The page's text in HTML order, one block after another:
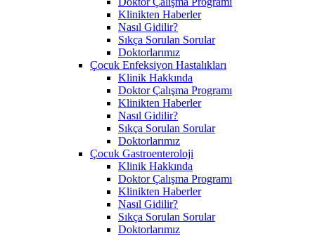
Klinikten Haberler
Nasıl Gidilir?
Sıkça Sorulan Sorular
Doktorlarımız
Çocuk Enfeksiyon Hastalıkları
Klinik Hakkında
Doktor Çalışma Programı
Klinikten Haberler
Nasıl Gidilir?
Sıkça Sorulan Sorular
Doktorlarımız
Çocuk Gastroenteroloji
Klinik Hakkında
Doktor Çalışma Programı
Klinikten Haberler
Nasıl Gidilir?
Sıkça Sorulan Sorular
Doktorlarımız